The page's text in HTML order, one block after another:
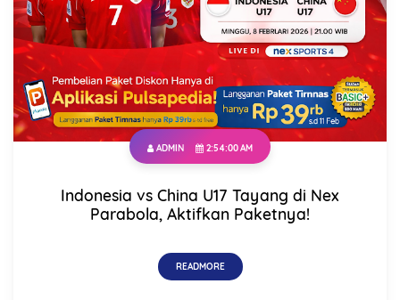
ADMIN 2:54:00 AM
Indonesia vs China U17 Tayang di Nex
Parabola, Aktifkan Paketnya!
READMORE